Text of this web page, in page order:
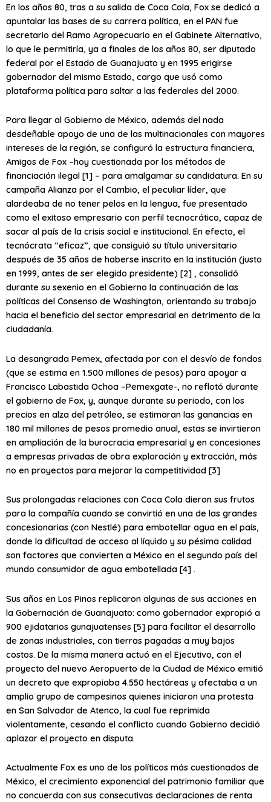
En los años 80, tras a su salida de Coca Cola, Fox se dedicó a
apuntalar las bases de su carrera política, en el PAN fue
secretario del Ramo Agropecuario en el Gabinete Alternativo,
lo que le permitiría, ya a finales de los años 80, ser diputado
federal por el Estado de Guanajuato y en 1995 erigirse
gobernador del mismo Estado, cargo que usó como
plataforma política para saltar a las federales del 2000.
Para llegar al Gobierno de México, además del nada
desdeñable apoyo de una de las multinacionales con mayores
intereses de la región, se configuró la estructura financiera,
Amigos de Fox –hoy cuestionada por los métodos de
financiación ilegal [1] – para amalgamar su candidatura. En su
campaña Alianza por el Cambio, el peculiar líder, que
alardeaba de no tener pelos en la lengua, fue presentado
como el exitoso empresario con perfil tecnocrático, capaz de
sacar al país de la crisis social e institucional. En efecto, el
tecnócrata “eficaz”, que consiguió su título universitario
después de 35 años de haberse inscrito en la institución (justo
en 1999, antes de ser elegido presidente) [2] , consolidó
durante su sexenio en el Gobierno la continuación de las
políticas del Consenso de Washington, orientando su trabajo
hacia el beneficio del sector empresarial en detrimento de la
ciudadanía.
La desangrada Pemex, afectada por con el desvío de fondos
(que se estima en 1.500 millones de pesos) para apoyar a
Francisco Labastida Ochoa –Pemexgate-, no reflotó durante
el gobierno de Fox, y, aunque durante su periodo, con los
precios en alza del petróleo, se estimaran las ganancias en
180 mil millones de pesos promedio anual, estas se invirtieron
en ampliación de la burocracia empresarial y en concesiones
a empresas privadas de obra exploración y extracción, más
no en proyectos para mejorar la competitividad [3]
Sus prolongadas relaciones con Coca Cola dieron sus frutos
para la compañía cuando se convirtió en una de las grandes
concesionarias (con Nestlé) para embotellar agua en el país,
donde la dificultad de acceso al líquido y su pésima calidad
son factores que convierten a México en el segundo país del
mundo consumidor de agua embotellada [4] .
Sus años en Los Pinos replicaron algunas de sus acciones en
la Gobernación de Guanajuato: como gobernador expropió a
900 ejidatarios gunajuatenses [5] para facilitar el desarrollo
de zonas industriales, con tierras pagadas a muy bajos
costos. De la misma manera actuó en el Ejecutivo, con el
proyecto del nuevo Aeropuerto de la Ciudad de México emitió
un decreto que expropiaba 4.550 hectáreas y afectaba a un
amplio grupo de campesinos quienes iniciaron una protesta
en San Salvador de Atenco, la cual fue reprimida
violentamente, cesando el conflicto cuando Gobierno decidió
aplazar el proyecto en disputa.
Actualmente Fox es uno de los políticos más cuestionados de
México, el crecimiento exponencial del patrimonio familiar que
no concuerda con sus consecutivas declaraciones de renta